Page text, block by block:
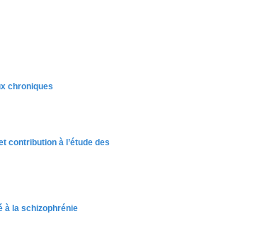
chroniques
contribution à l’étude des
à la schizophrénie